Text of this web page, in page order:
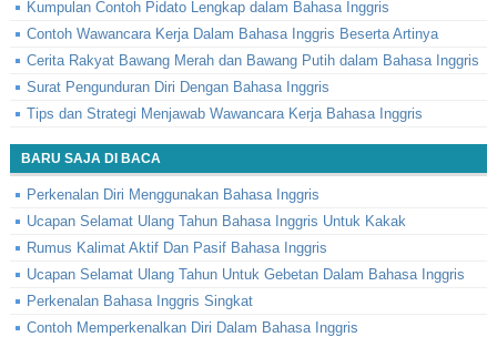
Kumpulan Contoh Pidato Lengkap dalam Bahasa Inggris
Contoh Wawancara Kerja Dalam Bahasa Inggris Beserta Artinya
Cerita Rakyat Bawang Merah dan Bawang Putih dalam Bahasa Inggris
Surat Pengunduran Diri Dengan Bahasa Inggris
Tips dan Strategi Menjawab Wawancara Kerja Bahasa Inggris
BARU SAJA DI BACA
Perkenalan Diri Menggunakan Bahasa Inggris
Ucapan Selamat Ulang Tahun Bahasa Inggris Untuk Kakak
Rumus Kalimat Aktif Dan Pasif Bahasa Inggris
Ucapan Selamat Ulang Tahun Untuk Gebetan Dalam Bahasa Inggris
Perkenalan Bahasa Inggris Singkat
Contoh Memperkenalkan Diri Dalam Bahasa Inggris